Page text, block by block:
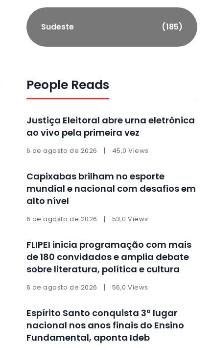
Sudeste (185)
People Reads
Justiça Eleitoral abre urna eletrônica
ao vivo pela primeira vez
6 de agosto de 2026 45,0 Views
Capixabas brilham no esporte
mundial e nacional com desafios em
alto nível
6 de agosto de 2026 53,0 Views
FLIPEI inicia programação com mais
de 180 convidados e amplia debate
sobre literatura, política e cultura
6 de agosto de 2026 56,0 Views
Espírito Santo conquista 3º lugar
nacional nos anos finais do Ensino
Fundamental, aponta Ideb